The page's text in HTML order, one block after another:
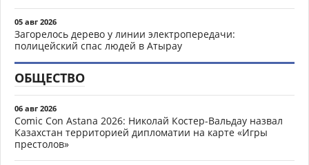
05 авг 2026
Загорелось дерево у линии электропередачи:
полицейский спас людей в Атырау
ОБЩЕСТВО
06 авг 2026
Comic Con Astana 2026: Николай Костер-Вальдау назвал
Казахстан территорией дипломатии на карте «Игры
престолов»